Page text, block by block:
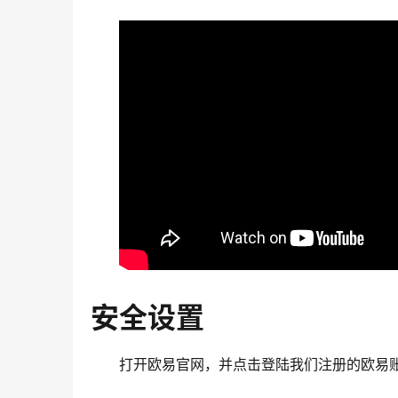
安全设置
打开欧易官网，并点击登陆我们注册的欧易